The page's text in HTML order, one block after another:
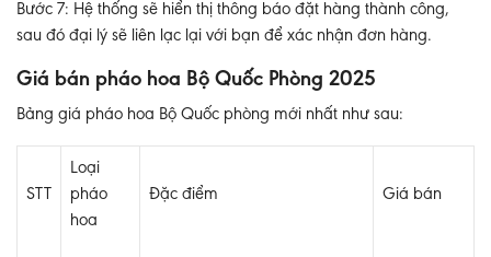
Bước 7: Hệ thống sẽ hiển thị thông báo đặt hàng thành công,
sau đó đại lý sẽ liên lạc lại với bạn để xác nhận đơn hàng.
Giá bán pháo hoa Bộ Quốc Phòng 2025
Bảng giá pháo hoa Bộ Quốc phòng mới nhất như sau:
STT
Loại
pháo
hoa
Đặc điểm Giá bán